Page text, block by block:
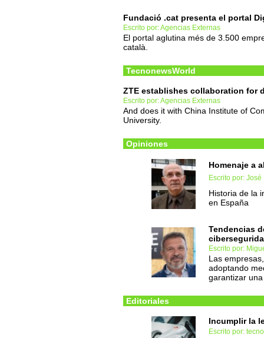
Fundació .cat presenta el portal
Escrito por: Agencias Externas
El portal aglutina més de 3.500
català.
TecnonewsWorld
ZTE establishes collaboration for
Escrito por: Agencias Externas
And does it with China Institute of
University.
Opiniones
Homenaje a
Escrito por:
Historia de la
en España
Tendencias
Escrito por:
Las
adoptando
garantizar
Editoriales
Incumplir la
Escrito por: